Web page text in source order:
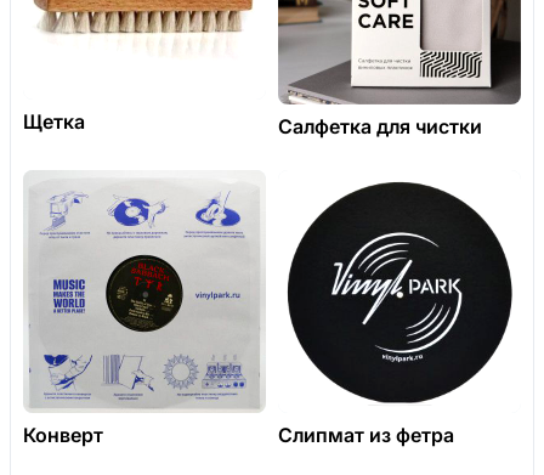
Щетка Салфетка для чистки
Конверт Слипмат из фетра